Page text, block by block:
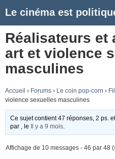
Le cinéma est
Réalisateurs et
art et violence
masculines
Accueil › Forums › Le coin pop-corn ›
violence sexuelles masculines
Ce sujet contient 47 réponses, 2 ps.
par
, le Il y a 9 mois
Affichage de 10 messages - 46 par 48